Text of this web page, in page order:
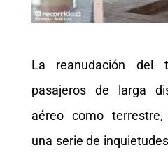
La reanudación del
pasajeros de larga
aéreo como
una serie de